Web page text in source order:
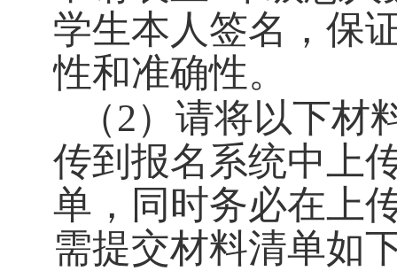
学生本人签名，保
性和准确性。
（2）请将以下材
传到报名系统中上
单，同时务必在上
需提交材料清单如